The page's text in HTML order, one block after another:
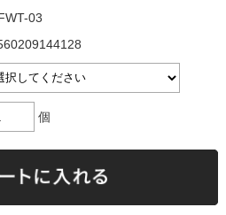
03
個